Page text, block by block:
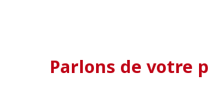
Parlons de votre